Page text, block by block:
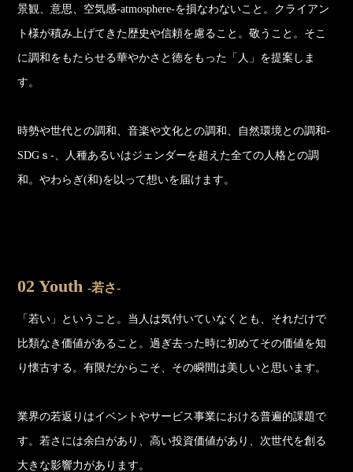
景観、意思、空気感-atmosphere-を損なわないこと。クライアン
ト様が積み上げてきた歴史や信頼を慮ること。敬うこと。そこ
に調和をもたらせる華やかさと徳をもった「人」を提案しま
す。
時勢や世代との調和、音楽や文化との調和、自然環境との調和-
SDGｓ-、人種あるいはジェンダーを超えた全ての人格との調
和。やわらぎ(和)を以って想いを届けます。
02 Youth-若さ-
「若い」ということ。当人は気付いていなくとも、それだけで
比類なき価値があること。過ぎ去った時に初めてその価値を知
り懐古する。有限だからこそ、その瞬間は美しいと思います。
業界の若返りはイベントやサービス事業における普遍的課題で
す。若さには余白があり、高い投資価値があり、次世代を創る
大きな影響力があります。